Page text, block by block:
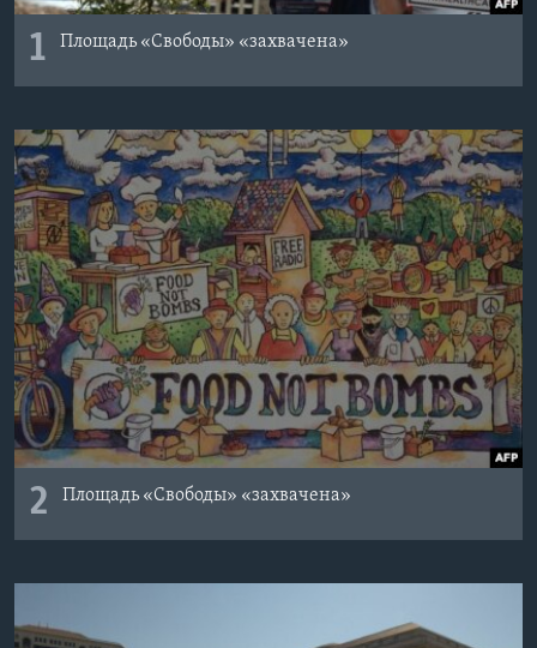
1 Площадь «Свободы» «захвачена»
2 Площадь «Свободы» «захвачена»